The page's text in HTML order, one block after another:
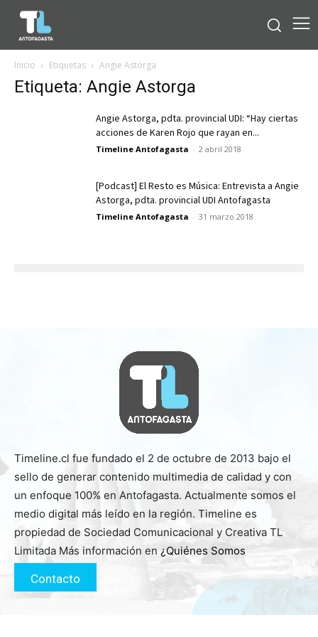
Inicio Etiquetas Angie Astorga
Etiqueta: Angie Astorga
Angie Astorga, pdta. provincial UDI: “Hay ciertas
acciones de Karen Rojo que rayan en...
Timeline Antofagasta - 2 abril 2018
[Podcast] El Resto es Música: Entrevista a Angie
Astorga, pdta. provincial UDI Antofagasta
Timeline Antofagasta - 31 marzo 2018
Timeline.cl fue fundado el 2 de octubre de 2013 bajo el
sello de generar contenido multimedia de calidad y con
un enfoque 100% en Antofagasta. Actualmente somos el
medio digital más leído en la región. Timeline es
propiedad de Sociedad Comunicacional y Creativa TL
Limitada Más información en ¿Quiénes Somos
Contacto